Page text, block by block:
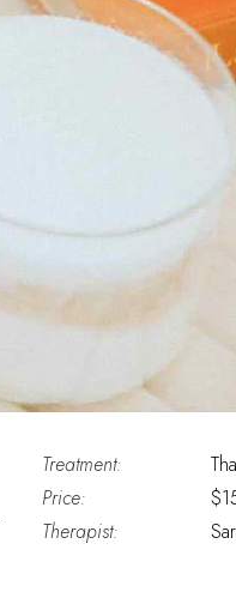
Treatment:
Price:
Therapist: